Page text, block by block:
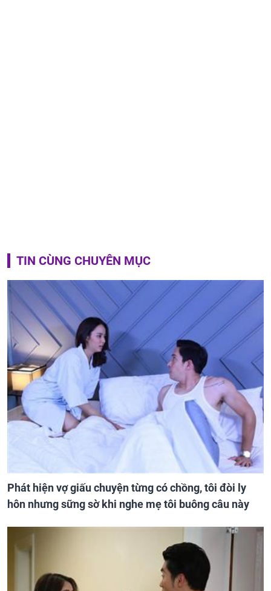
TIN CÙNG CHUYÊN MỤC
Phát hiện vợ giấu chuyện từng có chồng, tôi đòi ly
hôn nhưng sững sờ khi nghe mẹ tôi buông câu này